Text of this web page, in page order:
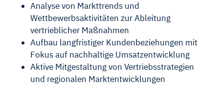
Analyse von Markttrends und
Wettbewerbsaktivitäten zur Ableitung
vertrieblicher Maßnahmen
Aufbau langfristiger Kundenbeziehungen mit
Fokus auf nachhaltige Umsatzentwicklung
Aktive Mitgestaltung von Vertriebsstrategien
und regionalen Marktentwicklungen